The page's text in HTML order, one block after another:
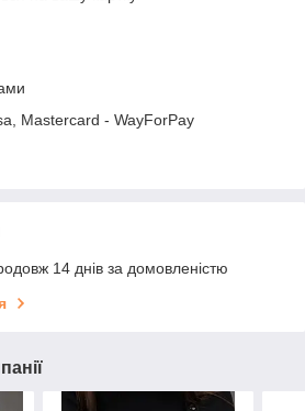
Mastercard - WayForPay
14 днів за домовленістю